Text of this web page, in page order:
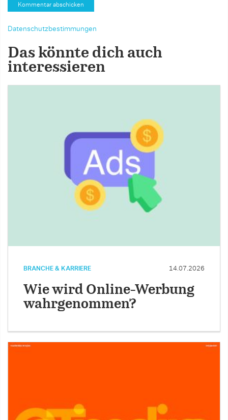
Datenschutzbestimmungen
Das könnte dich auch
interessieren
BRANCHE & KARRIERE 14.07.2026
Wie wird Online-Werbung
wahrgenommen?